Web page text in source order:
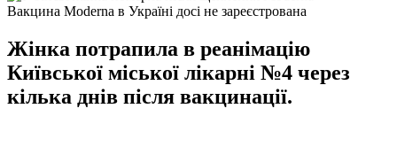
Вакцина Moderna в Україні досі не зареєстрована
Жінка потрапила в реанімацію
Київської міської лікарні №4 через
кілька днів після вакцинації.